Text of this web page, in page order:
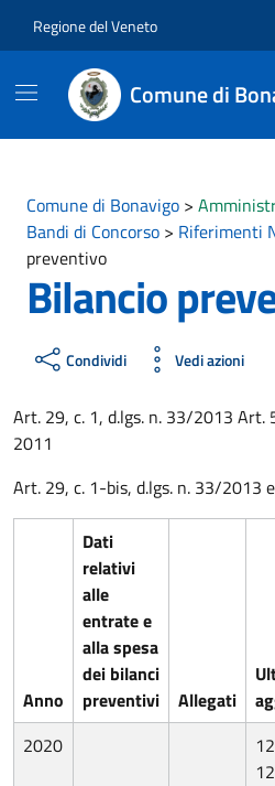
Regione del Veneto
Comune di
Comune di Bonavigo >
Bandi di Concorso > Riferimenti
preventivo
Bilancio
Condividi Vedi azioni
Art. 29, c. 1, d.lgs. n. 33/2013 Art.
2011
Art. 29, c. 1-bis, d.lgs. n. 33/2013
Anno
Dati
relativi
alle
entrate e
alla spesa
dei bilanci
preventivi
Allegati
2020